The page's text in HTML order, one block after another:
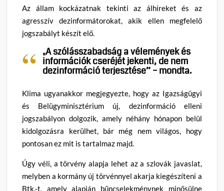
Az állam kockázatnak tekinti az álhíreket és az
agresszív dezinformátorokat, akik ellen megfelelő
jogszabályt készít elő.
„A szólásszabadság a vélemények és
információk cseréjét jekenti, de nem
dezinformáció terjesztése” – mondta.
Klima ugyanakkor megjegyezte, hogy az Igazságügyi
és Belügyminisztérium új, dezinformáció elleni
jogszabályon dolgozik, amely néhány hónapon belül
kidolgozásra kerülhet, bár még nem világos, hogy
pontosan ez mit is tartalmaz majd.
Úgy véli, a törvény alapja lehet az a szlovák javaslat,
melyben a kormány új törvénnyel akarja kiegészíteni a
Btk.-t, amely alapján bűncselekménynek minősülne